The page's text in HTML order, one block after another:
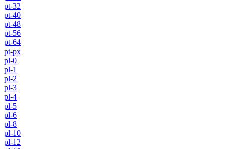
pt-32
pt-40
pt-48
pt-56
pt-64
pt-px
pl-0
pl-1
pl-2
pl-3
pl-4
pl-5
pl-6
pl-8
pl-10
pl-12